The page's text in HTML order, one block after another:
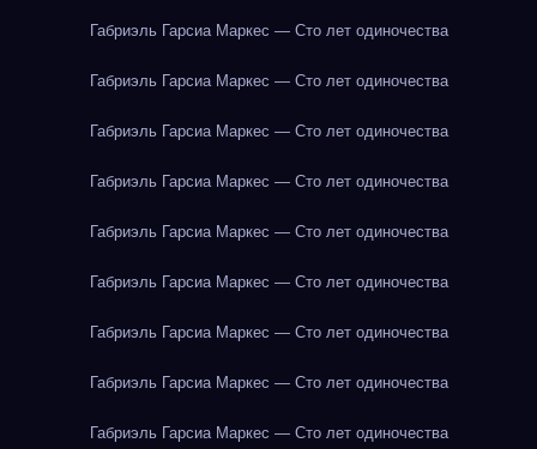
Габриэль Гарсиа Маркес — Сто лет одиночества
Габриэль Гарсиа Маркес — Сто лет одиночества
Габриэль Гарсиа Маркес — Сто лет одиночества
Габриэль Гарсиа Маркес — Сто лет одиночества
Габриэль Гарсиа Маркес — Сто лет одиночества
Габриэль Гарсиа Маркес — Сто лет одиночества
Габриэль Гарсиа Маркес — Сто лет одиночества
Габриэль Гарсиа Маркес — Сто лет одиночества
Габриэль Гарсиа Маркес — Сто лет одиночества